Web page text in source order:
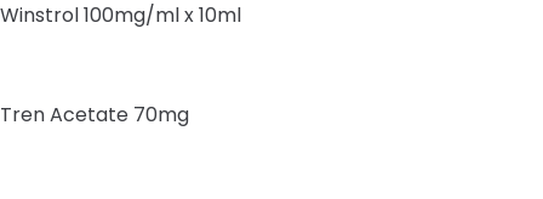
Winstrol 100mg/ml x 10ml
Tren Acetate 70mg